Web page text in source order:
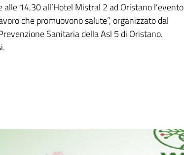
14,30 all’Hotel Mistral 2 ad Oristano l’evento
che promuovono salute”, organizzato dal
Sanitaria della Asl 5 di Oristano.